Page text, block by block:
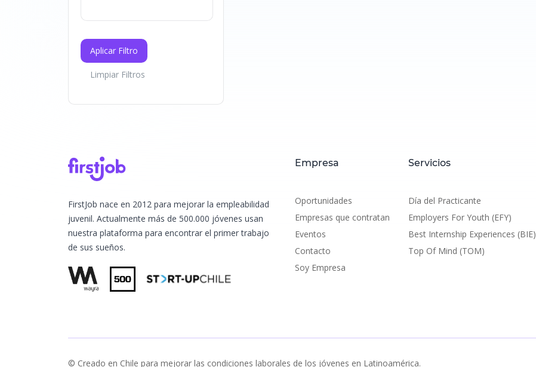
Aplicar Filtro
Limpiar Filtros
FirstJob nace en 2012 para mejorar la empleabilidad
juvenil. Actualmente más de 500.000 jóvenes usan
nuestra plataforma para encontrar el primer trabajo
de sus sueños.
Empresa
Oportunidades
Empresas que contratan
Eventos
Contacto
Soy Empresa
Servicios
Día del Practicante
Employers For Youth (EFY)
Best Internship Experiences (BIE)
Top Of Mind (TOM)
© Creado en Chile para mejorar las condiciones laborales de los jóvenes en Latinoamérica.